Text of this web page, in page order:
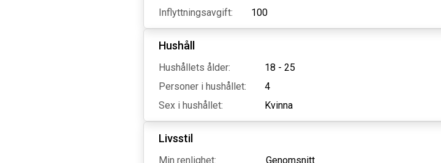
Inflyttningsavgift:
100
Hushåll
Hushållets ålder:
18 - 25
Personer i hushållet:
4
Sex i hushållet:
Kvinna
Livsstil
Min renlighet: Genomsnitt